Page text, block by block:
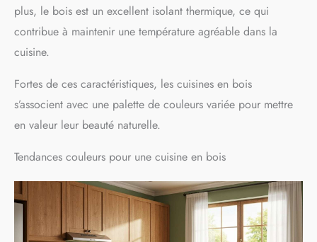
plus, le bois est un excellent isolant thermique, ce qui
contribue à maintenir une température agréable dans la
cuisine.
Fortes de ces caractéristiques, les cuisines en bois
s’associent avec une palette de couleurs variée pour mettre
en valeur leur beauté naturelle.
Tendances couleurs pour une cuisine en bois